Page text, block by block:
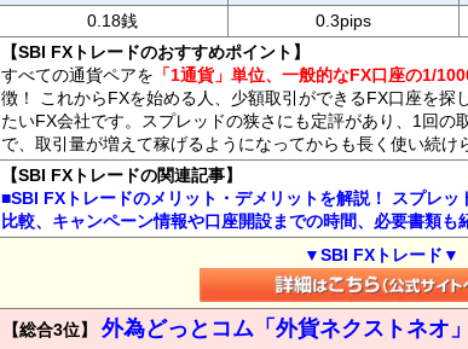
0.18銭
0.3pips
【SBI FXトレードのおすすめポイント】
すべての通貨ペアを 「1通貨」単位、一般的なFX口座の1/
徴！ これからFXを始める人、少額取引ができるFX口座を探
たいFX会社です。スプレッドの狭さにも定評があり、1回の
で、取引量が増えて稼げるようになってからも長く使い続け
【SBI FXトレードの関連記事】
■SBI FXトレードのメリット・デメリットを解説！ スプレ
比較、キャンペーン情報や口座開設までの時間、必要書類も
▼SBI FXトレード▼
【総合3位】 外為どっとコム「外貨ネクストネオ」